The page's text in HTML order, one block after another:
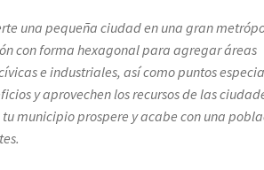
una pequeña ciudad en una gran
con forma hexagonal para agregar áreas
e industriales, así como puntos
y aprovechen los recursos de las
tu municipio prospere y acabe con una